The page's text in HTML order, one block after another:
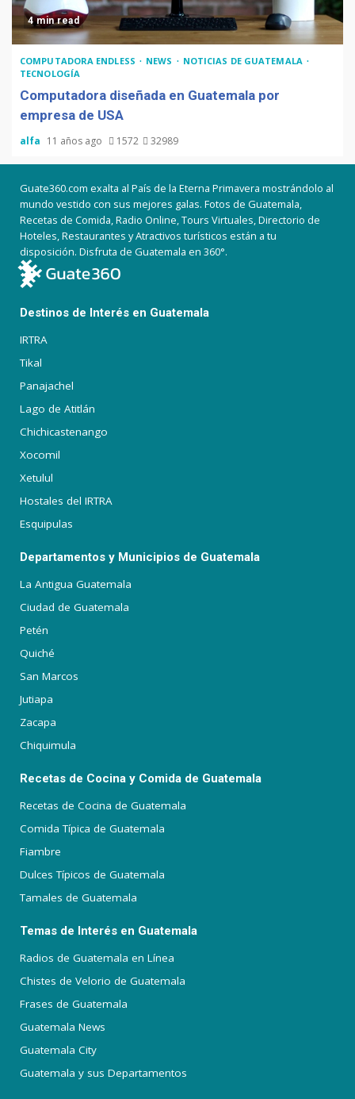
4 min read
COMPUTADORA ENDLESS NEWS
NOTICIAS DE GUATEMALA
TECNOLOGÍA
Computadora diseñada en Guatemala por
empresa de USA
alfa 11 años ago 1572 32989
Guate360.com exalta al País de la Eterna Primavera mostrándolo al
mundo vestido con sus mejores galas. Fotos de Guatemala,
Recetas de Comida, Radio Online, Tours Virtuales, Directorio de
Hoteles, Restaurantes y Atractivos turísticos están a tu
disposición. Disfruta de Guatemala en 360°.
Destinos de Interés en Guatemala
IRTRA
Tikal
Panajachel
Lago de Atitlán
Chichicastenango
Xocomil
Xetulul
Hostales del IRTRA
Esquipulas
Departamentos y Municipios de Guatemala
La Antigua Guatemala
Ciudad de Guatemala
Petén
Quiché
San Marcos
Jutiapa
Zacapa
Chiquimula
Recetas de Cocina y Comida de Guatemala
Recetas de Cocina de Guatemala
Comida Típica de Guatemala
Fiambre
Dulces Típicos de Guatemala
Tamales de Guatemala
Temas de Interés en Guatemala
Radios de Guatemala en Línea
Chistes de Velorio de Guatemala
Frases de Guatemala
Guatemala News
Guatemala City
Guatemala y sus Departamentos